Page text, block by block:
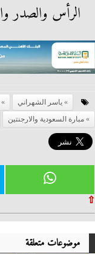
الرأس والصدر
ياسر الشهراني
مبارة السعودية والارجنتين
⇧
موضوعات متعلقة